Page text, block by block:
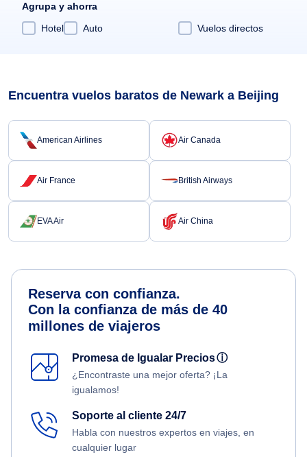
Agrupa y ahorra
Hotel
Auto Vuelos directos
Encuentra vuelos baratos de Newark a Beijing
American Airlines Air Canada
Air France British Airways
EVA Air Air China
Reserva con confianza.
Con la confianza de más de 40
millones de viajeros
Promesa de Igualar Preciosⓘ
¿Encontraste una mejor oferta? ¡La
igualamos!
Soporte al cliente 24/7
Habla con nuestros expertos en viajes, en
cualquier lugar